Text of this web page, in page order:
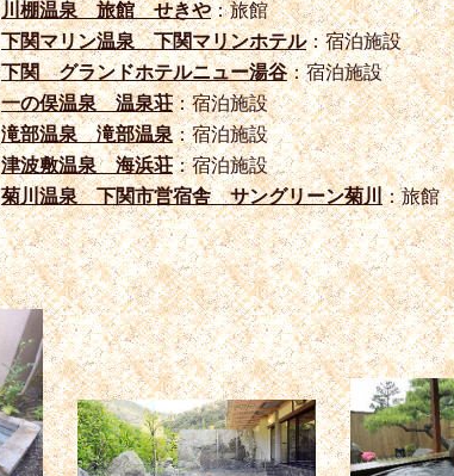
川棚温泉 旅館 せきや：旅館
下関マリン温泉 下関マリンホテル：宿泊施設
下関 グランドホテルニュー湯谷：宿泊施設
一の俣温泉 温泉荘：宿泊施設
滝部温泉 滝部温泉：宿泊施設
津波敷温泉 海浜荘：宿泊施設
菊川温泉 下関市営宿舎 サングリーン菊川：旅館